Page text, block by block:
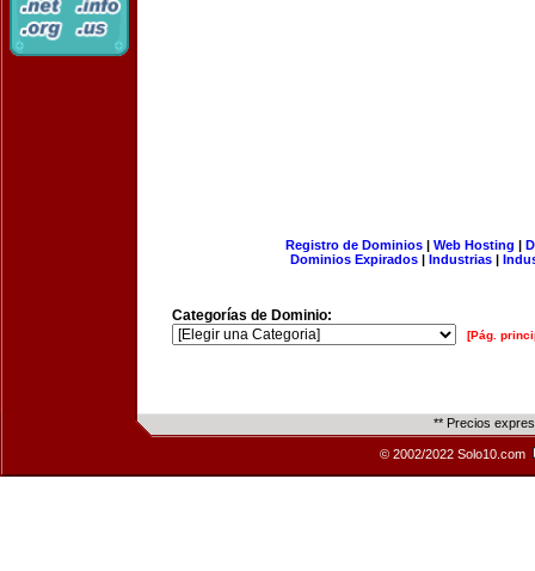
Registro de Dominios| Web Hosting |
Dominios Expirados | Industrias |
Categorías de Dominio:
[Pág.
** Precios
© 2002/2022 Solo10.com